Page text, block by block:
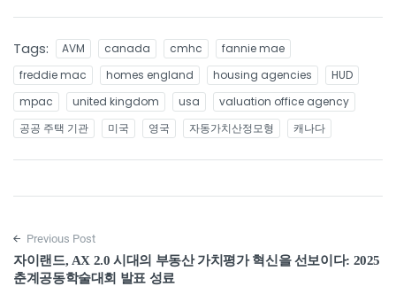
Tags: AVM canada cmhc
fannie mae
freddie mac
homes england housing agencies
HUD
mpac
united kingdom usa
valuation office agency
공공 주택 기관
미국 영국 자동가치산정모형 캐나다
Previous Post
자이랜드, AX 2.0 시대의 부동산 가치평가 혁신을 선보이다: 2025
춘계공동학술대회 발표 성료